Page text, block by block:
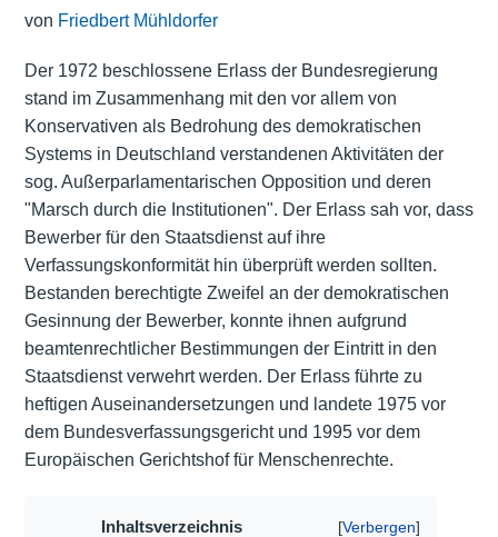
von Friedbert Mühldorfer
Der 1972 beschlossene Erlass der Bundesregierung
stand im Zusammenhang mit den vor allem von
Konservativen als Bedrohung des demokratischen
Systems in Deutschland verstandenen Aktivitäten der
sog. Außerparlamentarischen Opposition und deren
"Marsch durch die Institutionen". Der Erlass sah vor, dass
Bewerber für den Staatsdienst auf ihre
Verfassungskonformität hin überprüft werden sollten.
Bestanden berechtigte Zweifel an der demokratischen
Gesinnung der Bewerber, konnte ihnen aufgrund
beamtenrechtlicher Bestimmungen der Eintritt in den
Staatsdienst verwehrt werden. Der Erlass führte zu
heftigen Auseinandersetzungen und landete 1975 vor
dem Bundesverfassungsgericht und 1995 vor dem
Europäischen Gerichtshof für Menschenrechte.
Inhaltsverzeichnis